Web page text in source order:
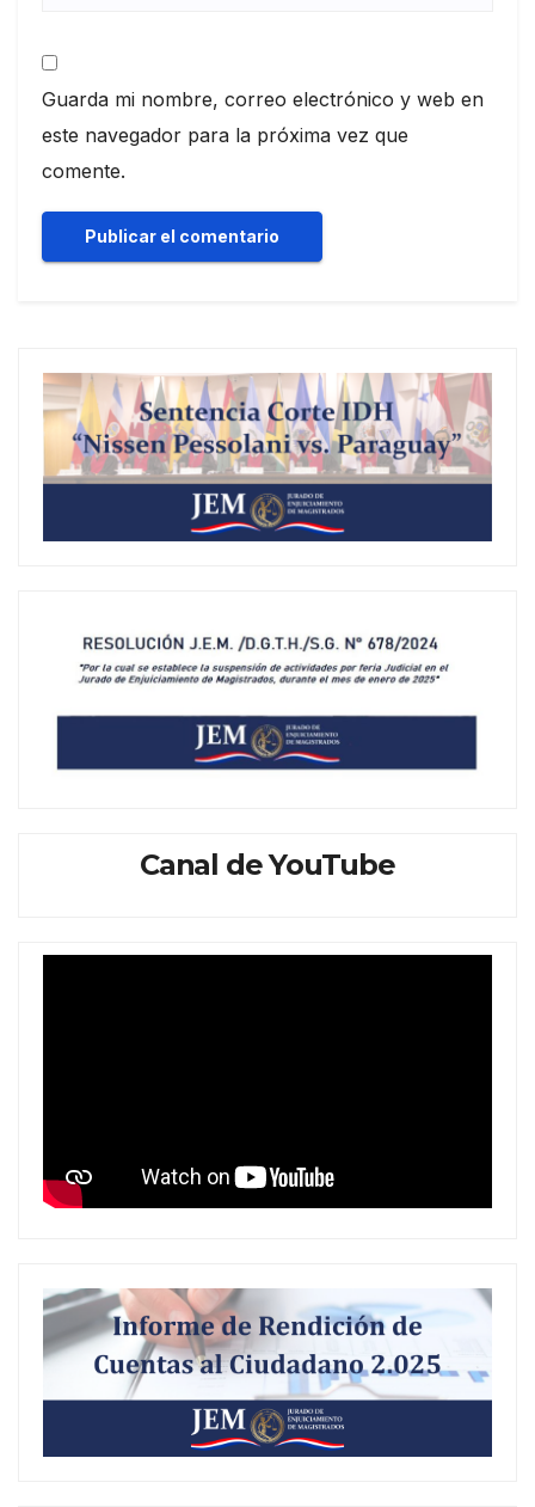
Guarda mi nombre, correo electrónico y web en
este navegador para la próxima vez que
comente.
Canal de YouTube